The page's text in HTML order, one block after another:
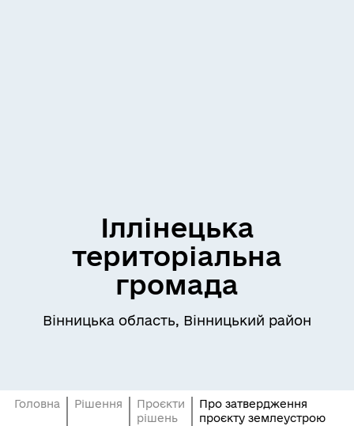
Іллінецька
територіальна
громада
Вінницька область, Вінницький район
Головна Рішення
Проєкти
рішень
Про затвердження
проєкту землеустрою